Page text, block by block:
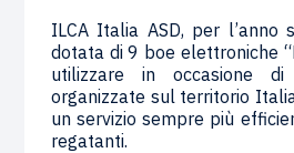
ILCA Italia ASD, per l’anno
dotata di 9 boe elettroniche
utilizzare in occasione
organizzate sul territorio
un servizio sempre più
regatanti.